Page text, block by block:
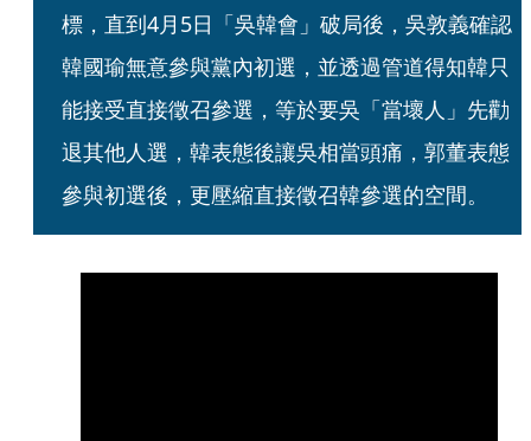
標，直到4月5日「吳韓會」破局後，吳敦義確認
韓國瑜無意參與黨內初選，並透過管道得知韓只
能接受直接徵召參選，等於要吳「當壞人」先勸
退其他人選，韓表態後讓吳相當頭痛，郭董表態
參與初選後，更壓縮直接徵召韓參選的空間。